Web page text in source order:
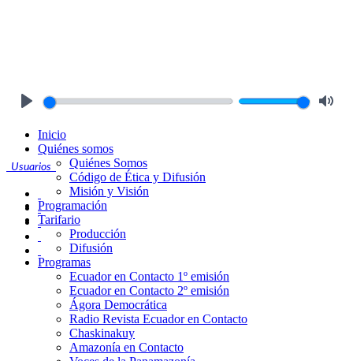
Usuarios
Inicio
Quiénes somos
Quiénes Somos
Código de Ética y Difusión
Misión y Visión
Programación
Tarifario
Producción
Difusión
Programas
Ecuador en Contacto 1º emisión
Ecuador en Contacto 2º emisión
Ágora Democrática
Radio Revista Ecuador en Contacto
Chaskinakuy
Amazonía en Contacto